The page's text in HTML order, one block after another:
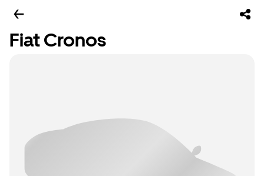
Fiat Cronos